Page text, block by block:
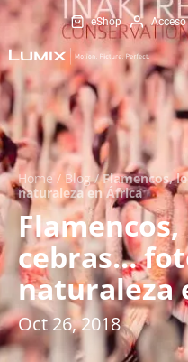
eShop
Home / Blog/Flamencos,
naturaleza en África
cebras…
naturaleza
Oct 26, 2018